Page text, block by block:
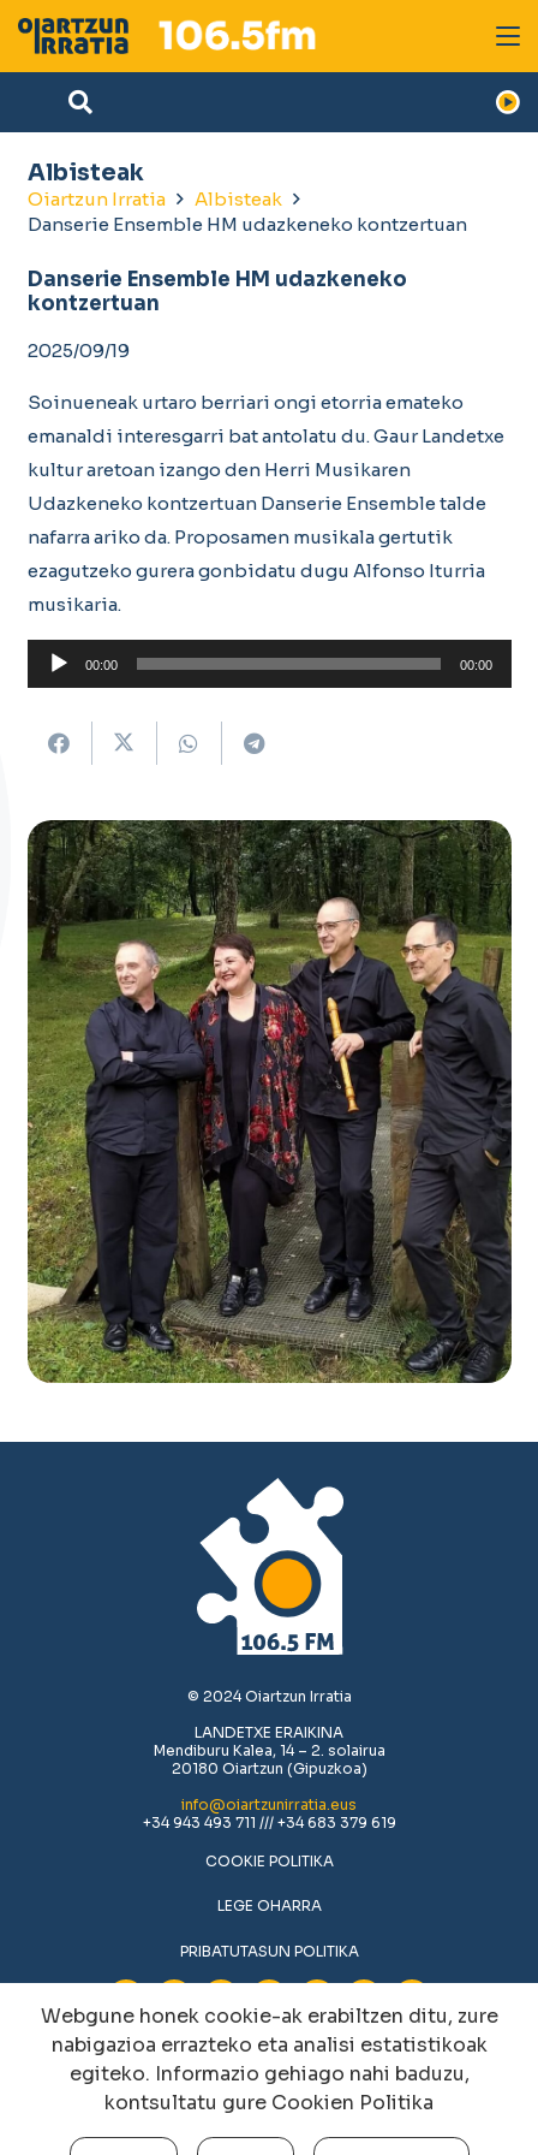
Albisteak
Oiartzun Irratia
Albisteak
Danserie Ensemble HM udazkeneko kontzertuan
Danserie Ensemble HM udazkeneko
kontzertuan
2025/09/19
Soinueneak urtaro berriari ongi etorria emateko
emanaldi interesgarri bat antolatu du. Gaur Landetxe
kultur aretoan izango den Herri Musikaren
Udazkeneko kontzertuan Danserie Ensemble talde
nafarra ariko da. Proposamen musikala gertutik
ezagutzeko gurera gonbidatu dugu Alfonso Iturria
musikaria.
Soinu
erreproduzigailua
00:00 00:00
© 2024 Oiartzun Irratia
LANDETXE ERAIKINA
Mendiburu Kalea, 14 – 2. solairua
20180 Oiartzun (Gipuzkoa)
info@oiartzunirratia.eus
+34 943 493 711 /// +34 683 379 619
COOKIE POLITIKA
LEGE OHARRA
PRIBATUTASUN POLITIKA
Webgune honek cookie-ak erabiltzen ditu, zure
nabigazioa errazteko eta analisi estatistikoak
egiteko. Informazio gehiago nahi baduzu,
kontsultatu gure Cookien Politika